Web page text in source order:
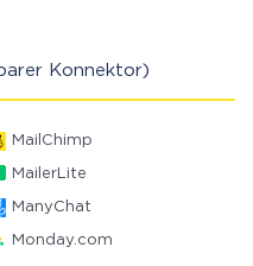
Konnektor)
MailChimp
MailerLite
ManyChat
Monday.com